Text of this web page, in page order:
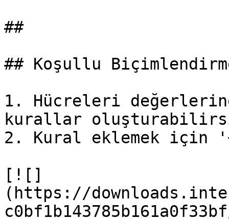
##
## Koşullu
1. Hücreleri
kurallar
2. Kural eklemek için
[![]
(https://